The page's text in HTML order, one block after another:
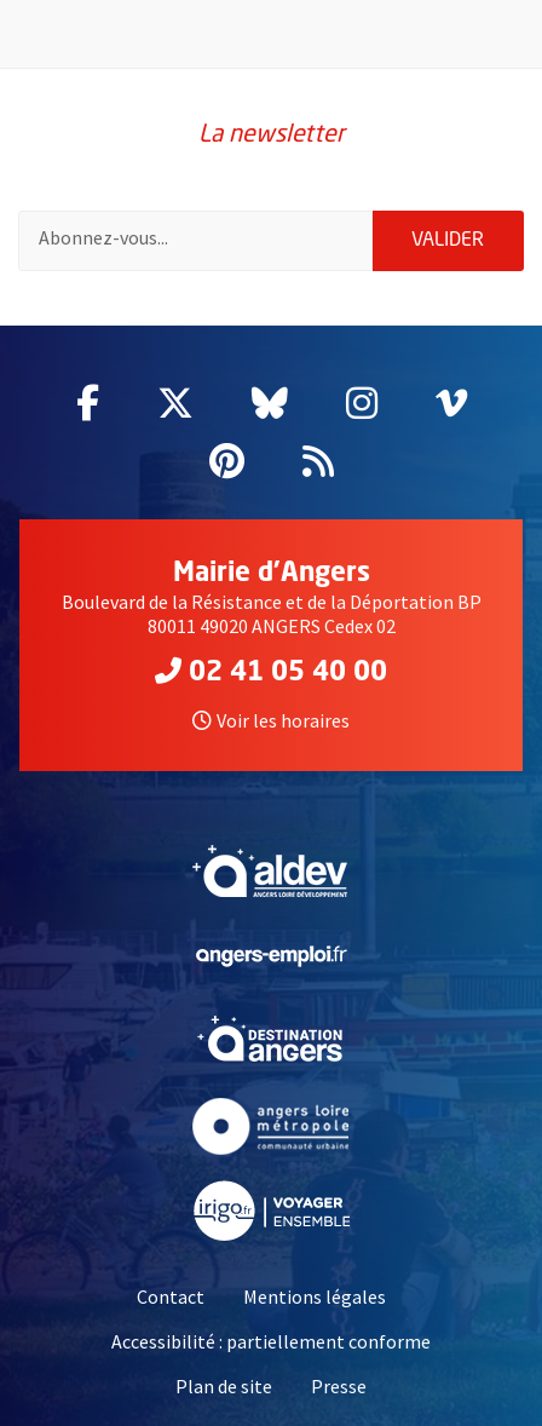
La newsletter
VALIDER
Facebook
, Ouvre une nouvelle fenêtre
Twitter
, Ouvre une nouvelle
Bluesky
, Ouvre une
Instagram
, Ouvre
,
Pinterest
, Ouvre une
Flux RSS
Mairie d'Angers
Boulevard de la Résistance et de la Déportation BP
80011 49020 ANGERS Cedex 02
02 41 05 40 00
Voir les horaires
, Ouvre une nouvelle
, Ouvre une nouvelle
Contact
Mentions légales
Accessibilité : partiellement conforme
Plan de site
Presse